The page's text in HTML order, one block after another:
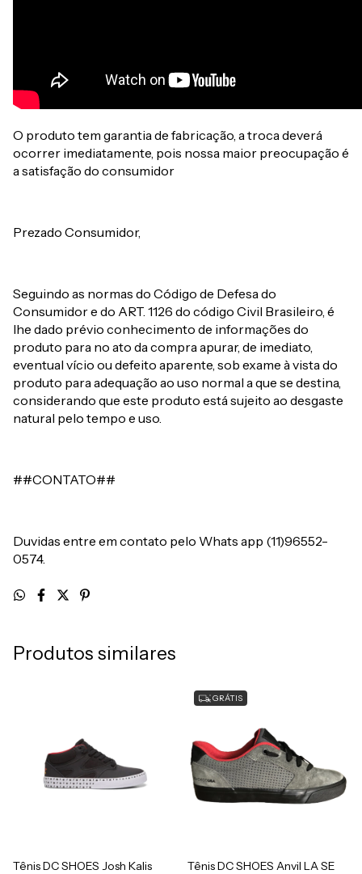
O produto tem garantia de fabricação, a troca deverá
ocorrer imediatamente, pois nossa maior preocupação é
a satisfação do consumidor
Prezado Consumidor,
Seguindo as normas do Código de Defesa do
Consumidor e do ART. 1126 do código Civil Brasileiro, é
lhe dado prévio conhecimento de informações do
produto para no ato da compra apurar, de imediato,
eventual vício ou defeito aparente, sob exame à vista do
produto para adequação ao uso normal a que se destina,
considerando que este produto está sujeito ao desgaste
natural pelo tempo e uso.
##CONTATO##
Duvidas entre em contato pelo Whats app (11)96552-
0574.
Produtos similares
Tênis DC SHOES Josh Kalis
GRÁTIS
Tênis DC SHOES Anvil LA SE